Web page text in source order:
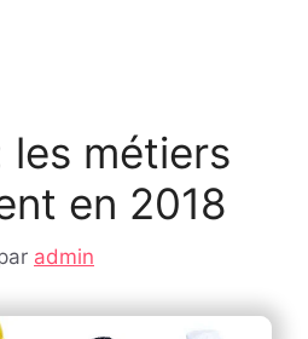
métiers
en 2018
admin